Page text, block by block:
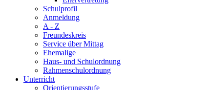
Schulprofil
Anmeldung
A - Z
Freundeskreis
Service über Mittag
Ehemalige
Haus- und Schulordnung
Rahmenschulordnung
Unterricht
Orientierungsstufe